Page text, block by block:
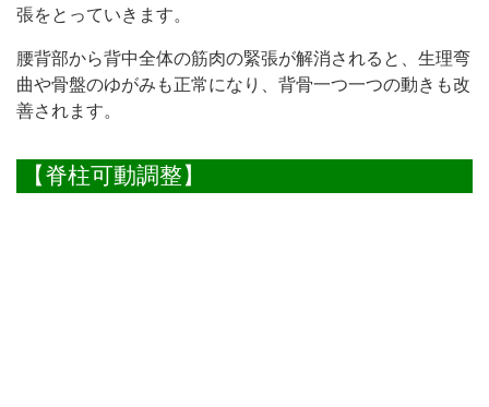
張をとっていきます。
腰背部から背中全体の筋肉の緊張が解消されると、生理弯
曲や骨盤のゆがみも正常になり、背骨一つ一つの動きも改
善されます。
【脊柱可動調整】